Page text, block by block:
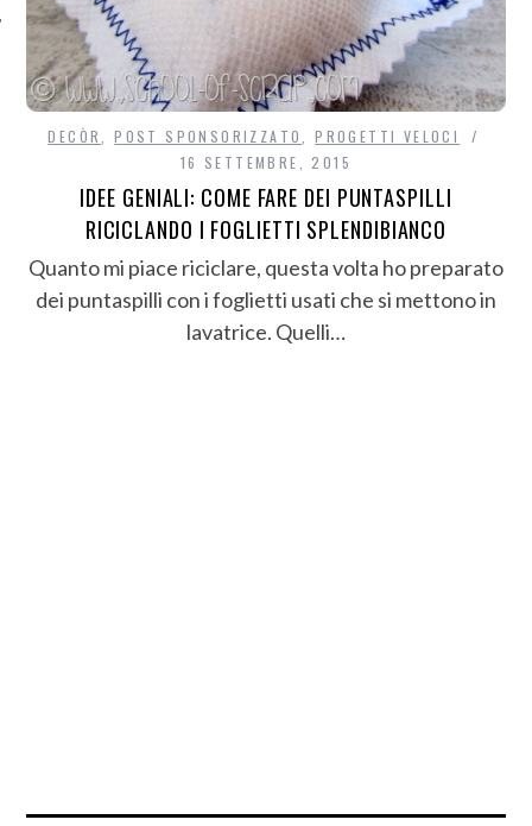
DECÒR,POST SPONSORIZZATO,PROGETTI VELOCI
16 SETTEMBRE, 2015
IDEE GENIALI: COME FARE DEI PUNTASPILLI
RICICLANDO I FOGLIETTI SPLENDIBIANCO
Quanto mi piace riciclare, questa volta ho preparato
dei puntaspilli con i foglietti usati che si mettono in
lavatrice. Quelli…